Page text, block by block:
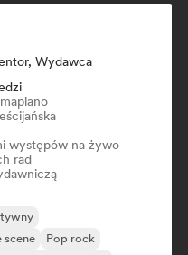
Wydawca
występów na żywo
rad
scene
Pop rock